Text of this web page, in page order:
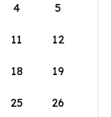
4 5
11 12
18 19
25 26